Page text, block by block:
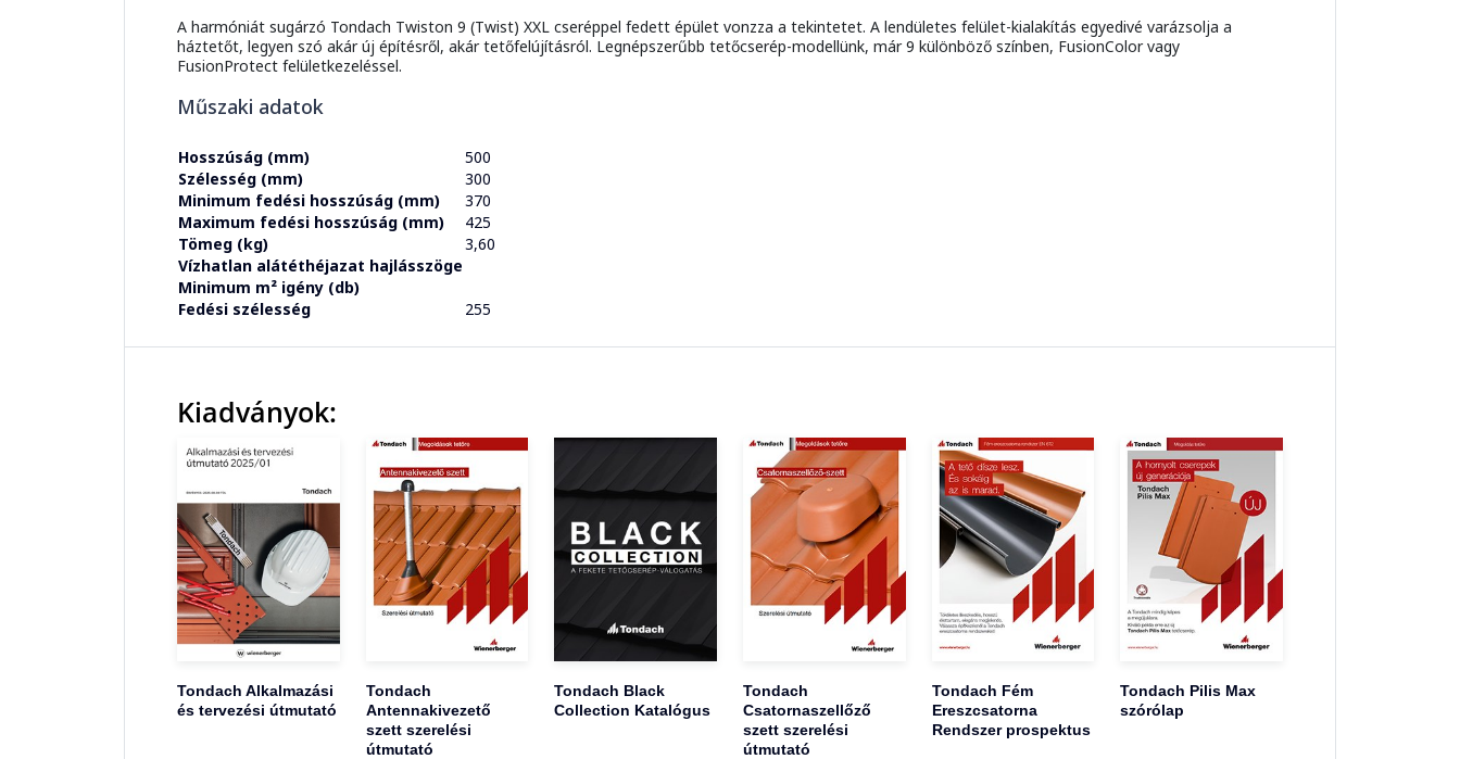
A harmóniát sugárzó Tondach Twiston 9 (Twist) XXL cseréppel fedett épület vonzza a tekintetet. A lendületes felület-kialakítás egyedivé varázsolja a
háztetőt, legyen szó akár új építésről, akár tetőfelújításról. Legnépszerűbb tetőcserép-modellünk, már 9 különböző színben, FusionColor vagy
FusionProtect felületkezeléssel.
Műszaki adatok
Hosszúság (mm)
500
Szélesség (mm)
300
Minimum fedési hosszúság (mm)
370
Maximum fedési hosszúság (mm)
425
Tömeg (kg)
3,60
Vízhatlan alátéthéjazat hajlásszöge
Minimum m² igény (db)
Fedési szélesség
255
Kiadványok:
Tondach Alkalmazási
és tervezési útmutató
Tondach
Antennakivezető
szett szerelési
útmutató
Tondach Black
Collection Katalógus
Tondach
Csatornaszellőző
szett szerelési
útmutató
Tondach Fém
Ereszcsatorna
Rendszer prospektus
Tondach Pilis Max
szórólap